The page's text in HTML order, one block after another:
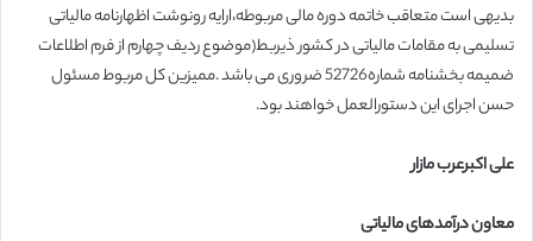
بدیهی است متعاقب خاتمه دوره مالی مربوطه،ارایه رونوشت اظهارنامه مالیاتی
تسلیمی به مقامات مالیاتی در کشور ذیربط(موضوع ردیف چهارم از فرم اطلاعات
ضمیمه بخشنامه شماره52726 ضروری می باشد .ممیزین کل مربوط مسئول
حسن اجرای این دستورالعمل خواهند بود.
علی اکبرعرب مازار
معاون درآمدهای مالیاتی